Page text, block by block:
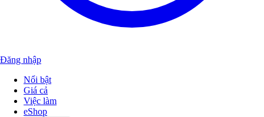
Đăng nhập
Nổi bật
Giá cả
Việc làm
eShop